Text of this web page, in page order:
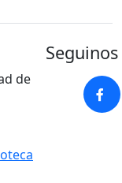
de